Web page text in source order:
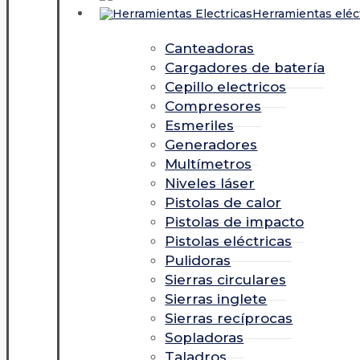
Herramientas
Canteadoras
Cargadores de batería
Cepillo electricos
Compresores
Esmeriles
Generadores
Multímetros
Niveles láser
Pistolas de calor
Pistolas de impacto
Pistolas eléctricas
Pulidoras
Sierras circulares
Sierras inglete
Sierras recíprocas
Sopladoras
Taladros